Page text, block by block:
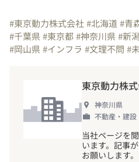
#東京動力株式会社#北海道 #青
#千葉県#東京都#神奈川県#新
#岡山県#インフラ #文理不問 #
東京動力株
神奈川県
不動産・建設
当社ページを
います。記事
お願いします。